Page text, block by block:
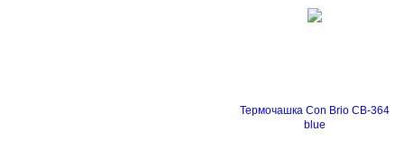
Термочашка Con Brio CB-364
blue